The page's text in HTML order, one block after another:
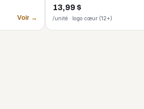
Voir →
13,99 $
/unité · logo cœur (12+)